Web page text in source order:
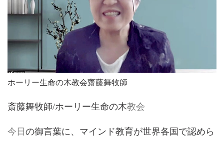
ホーリー生命の木教会齋藤舞牧師
斎藤舞牧師/ホーリー生命の木教会
今日 の御言葉に、マインド教育が世界各国で認めら